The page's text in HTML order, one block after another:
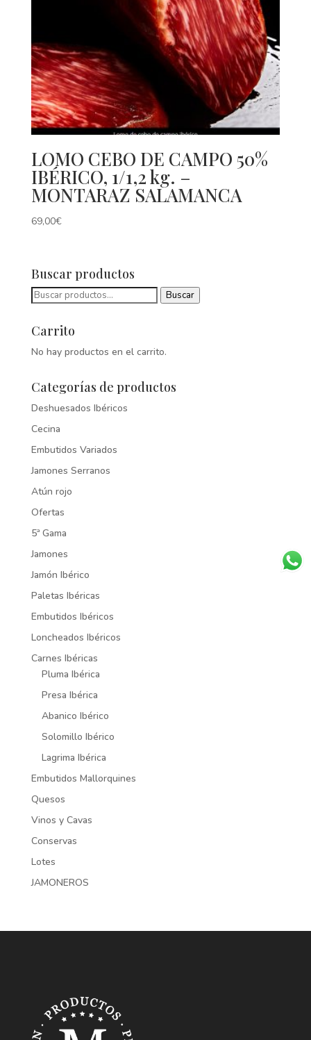
LOMO CEBO DE CAMPO 50%
IBÉRICO, 1/1,2 kg. –
MONTARAZ SALAMANCA
69,00€
Buscar productos
Buscar
Buscar
Carrito
No hay productos en el carrito.
Categorías de productos
Deshuesados Ibéricos
Cecina
Embutidos Variados
Jamones Serranos
Atún rojo
Ofertas
5ª Gama
Jamones
Jamón Ibérico
Paletas Ibéricas
Embutidos Ibéricos
Loncheados Ibéricos
Carnes Ibéricas
Pluma Ibérica
Presa Ibérica
Abanico Ibérico
Solomillo Ibérico
Lagrima Ibérica
Embutidos Mallorquines
Quesos
Vinos y Cavas
Conservas
Lotes
JAMONEROS